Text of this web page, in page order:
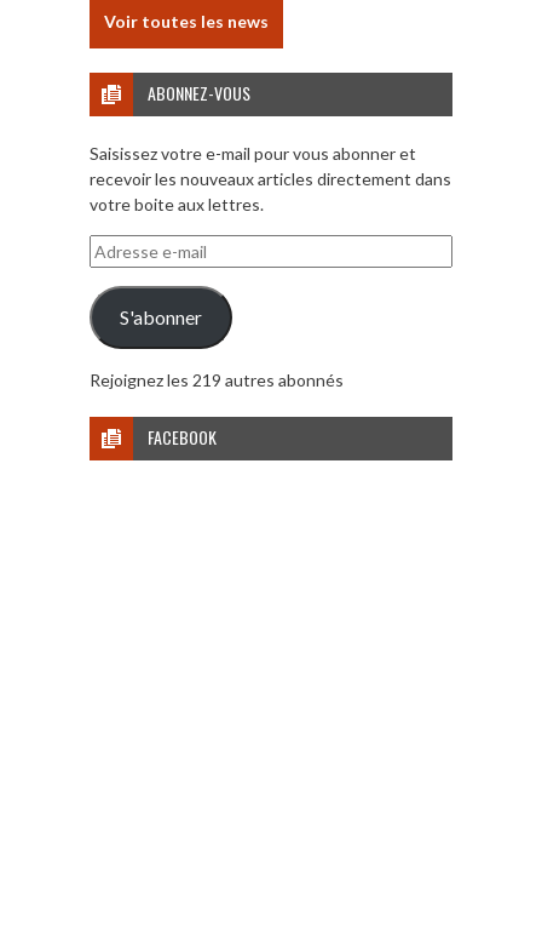
Voir toutes les news
ABONNEZ-VOUS
Saisissez votre e-mail pour vous abonner et
recevoir les nouveaux articles directement dans
votre boite aux lettres.
Adresse
e-
mail
S'abonner
Rejoignez les 219 autres abonnés
FACEBOOK